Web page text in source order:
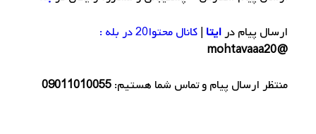
ارسال پیام درایتا |کانال محتوا20 در بله :
@mohtavaaa20
منتظر ارسال پیام و تماس شما هستیم:09011010055